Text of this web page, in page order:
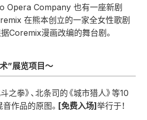
Opera Company 也有一座新剧
在熊本创立的一家全女性歌剧
Coremix漫画改编的舞台剧。
”展览项目～
之拳》、北条司的《城市猎人》等10
作品的原图。 [免费入场]举行于！